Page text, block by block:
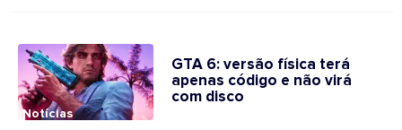
Notícias
GTA 6: versão física terá
apenas código e não virá
com disco